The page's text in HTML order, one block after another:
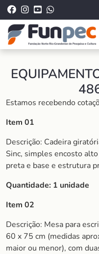
Estamos recebendo
Item 01
Descrição: Cadeira
Sinc, simples encosto
preta e base e estrutura
Quantidade: 1 unidade
Item 02
Descrição: Mesa para
60 x 75 cm (medidas
maior ou menor), com